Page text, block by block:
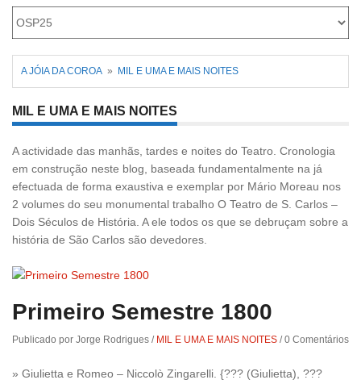
Roriz
A JÓIA DA COROA » MIL E UMA E MAIS NOITES
MIL E UMA E MAIS NOITES
A actividade das manhãs, tardes e noites do Teatro. Cronologia
em construção neste blog, baseada fundamentalmente na já
efectuada de forma exaustiva e exemplar por Mário Moreau nos
2 volumes do seu monumental trabalho O Teatro de S. Carlos –
Dois Séculos de História. A ele todos os que se debruçam sobre a
história de São Carlos são devedores.
Primeiro Semestre 1800
Publicado por Jorge Rodrigues / MIL E UMA E MAIS NOITES /0 Comentários
» Giulietta e Romeo – Niccolò Zingarelli. {??? (Giulietta), ???